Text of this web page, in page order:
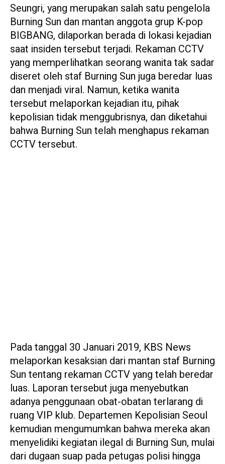
Seungri, yang merupakan salah satu pengelola
Burning Sun dan mantan anggota grup K-pop
BIGBANG, dilaporkan berada di lokasi kejadian
saat insiden tersebut terjadi. Rekaman CCTV
yang memperlihatkan seorang wanita tak sadar
diseret oleh staf Burning Sun juga beredar luas
dan menjadi viral. Namun, ketika wanita
tersebut melaporkan kejadian itu, pihak
kepolisian tidak menggubrisnya, dan diketahui
bahwa Burning Sun telah menghapus rekaman
CCTV tersebut.
Pada tanggal 30 Januari 2019, KBS News
melaporkan kesaksian dari mantan staf Burning
Sun tentang rekaman CCTV yang telah beredar
luas. Laporan tersebut juga menyebutkan
adanya penggunaan obat-obatan terlarang di
ruang VIP klub. Departemen Kepolisian Seoul
kemudian mengumumkan bahwa mereka akan
menyelidiki kegiatan ilegal di Burning Sun, mulai
dari dugaan suap pada petugas polisi hingga